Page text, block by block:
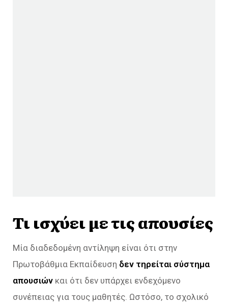
Τι ισχύει με τις απουσίες
Μία διαδεδομένη αντίληψη είναι ότι στην
Πρωτοβάθμια Εκπαίδευση δεν τηρείται σύστημα
απουσιών και ότι δεν υπάρχει ενδεχόμενο
συνέπειας για τους μαθητές. Ωστόσο, το σχολικό